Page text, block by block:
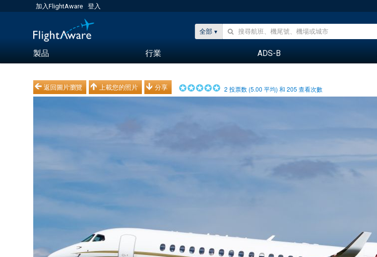
加入FlightAware 登入
全部
製品 行業 ADS-B
返回圖片瀏覽 上載您的照片 分享 2 投票数 (5.00 平均) 和205 查看次數